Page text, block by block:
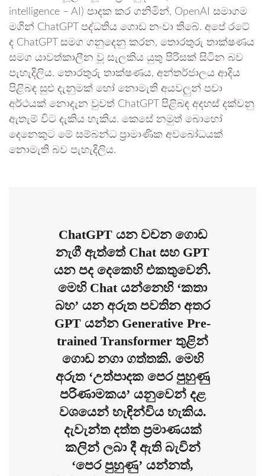
intelligence – AI) පාදක කර ගනිමින්, OpenAI සමාගම
මගින් ChatGPT පද්ධතිය ගොඩ නංවා තිබේ. අපේ රටේ
ද ChatGPT සමග ගනුදෙනු කරන, තොරතුරු තාක්ෂණය
සමග යාවත්කාලීන වූ සැලකිය යුතු පිරිසක් සිටින බව
පැහැදිලිය. තොරතුරු තාක්ෂණය, අන්තර්ජාලය ආදිය
පිළිබඳ සුළු දැනුමක් හෝ නොමැති අයවලුන් පවා
අර්ථයක් නොදැන වුවත් ChatGPT පිළිබඳ අදහස් දක්වනු
ඇතැම් විට දැකිය හැකිය. කෙසේ නමුත් බොහෝ
දෙනෙකුට මේ සම්බන්ධ ප්‍රාමාණික අවබෝධයක්
නොමැති බව පැහැදිලිය.
ChatGPT යන වචන ගොඩ
නැගී ඇත්තේ Chat සහ GPT
යන පද දෙකෙහි එකතුවෙනි.
මෙහි Chat යන්නෙහි ‘කතා
බහ’ යන අරුත පවතින අතර
GPT යන්න Generative Pre-
trained Transformer තුළින්
ගොඩ නගා ගත්තකි. මෙහි
අරුත ‘උත්පාදක පෙර පුහුණු
පරිණාමකය’ යනුවෙන් දළ
වශයෙන් හැඳින්විය හැකිය.
දැවැන්ත දත්ත ප්‍රමාණයක්
කලින් ලබා දී ඇති බැවින්
‘පෙර පුහුණු’ යන්නත්,